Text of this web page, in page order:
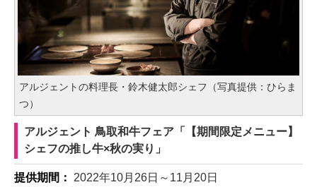
アルジェントの料理長・鈴木健太郎シェフ（写真提供：ひらま
つ）
アルジェント 鳥取和牛フェア「【期間限定メニュー】
シェフの推し牛×秋の実り」
提供期間： 2022年10月26日～11月20日